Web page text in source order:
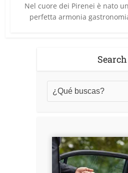
Nel cuore dei Pirenei è nato
perfetta armonia
Search